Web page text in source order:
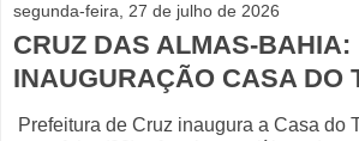
segunda-feira, 27 de julho de 2026
CRUZ DAS ALMAS-BAHIA:
INAUGURAÇÃO CASA DO
Prefeitura de Cruz inaugura a Casa do